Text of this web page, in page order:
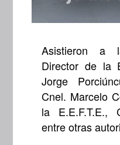
Asistieron a
Director de la
Jorge
Cnel. Marcelo
la E.E.F.T.E.,
entre otras